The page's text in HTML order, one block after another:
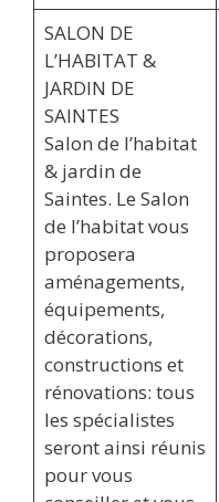
SALON DE
L’HABITAT &
JARDIN DE
SAINTES
Salon de l’habitat
& jardin de
Saintes. Le Salon
de l’habitat vous
proposera
aménagements,
équipements,
décorations,
constructions et
rénovations: tous
les spécialistes
seront ainsi réunis
pour vous